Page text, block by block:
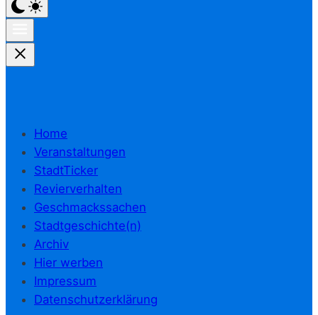
Home
Veranstaltungen
StadtTicker
Revierverhalten
Geschmackssachen
Stadtgeschichte(n)
Archiv
Hier werben
Impressum
Datenschutzerklärung